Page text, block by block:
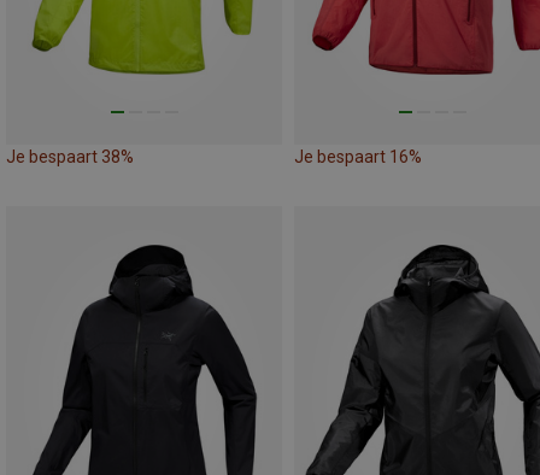
Je bespaart 38% Je bespaart 16%